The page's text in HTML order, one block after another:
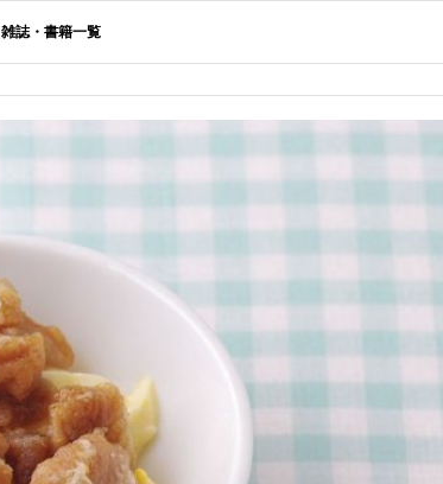
雑誌・書籍一覧